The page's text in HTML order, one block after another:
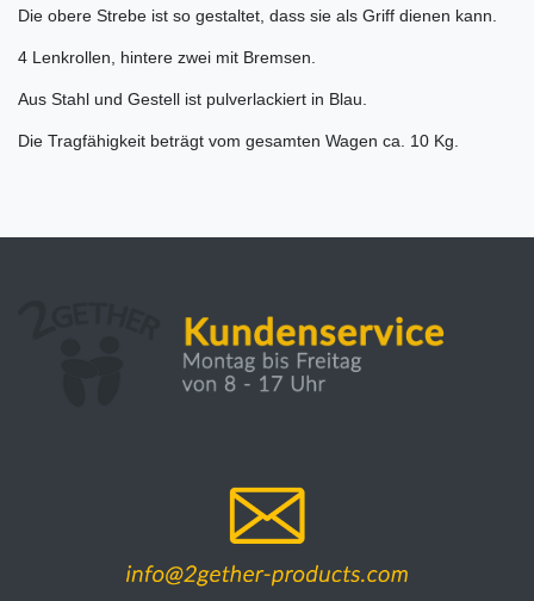
Die obere Strebe ist so gestaltet, dass sie als Griff dienen kann.
4 Lenkrollen, hintere zwei mit Bremsen.
Aus Stahl und Gestell ist pulverlackiert in Blau.
Die Tragfähigkeit beträgt vom gesamten Wagen ca. 10 Kg.